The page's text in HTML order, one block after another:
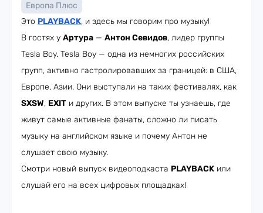
Европа Плюс
Это PLAYBACK, и здесь мы говорим про музыку!
В гостях у Артура — Антон Севидов, лидер группы
Tesla Boy. Tesla Boy — одна из немногих российских
групп, активно гастролировавших за границей: в США,
Европе, Азии. Они выступали на таких фестивалях, как
SXSW, EXIT и других. В этом выпуске ты узнаешь, где
живут самые активные фанаты, сложно ли писать
музыку на английском языке и почему Антон не
слушает свою музыку.
Смотри новый выпуск видеоподкаста PLAYBACK или
слушай его на всех цифровых площадках!